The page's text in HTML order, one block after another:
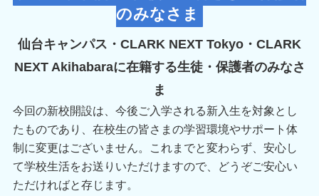
のみなさま
仙台キャンパス・CLARK NEXT Tokyo・ CLARK
NEXT Akihabaraに在籍する生徒・保護者のみなさ
ま
今回の新校開設は、今後ご入学される新入生を対象とし
たものであり、在校生の皆さまの学習環境やサポート体
制に変更はございません。これまでと変わらず、安心し
て学校生活をお送りいただけますので、どうぞご安心い
ただければと存じます。